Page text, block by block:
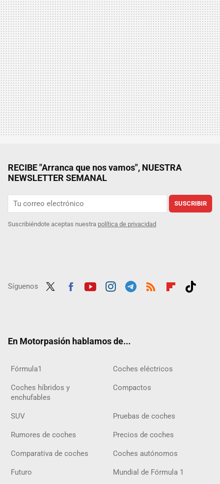
RECIBE "Arranca que nos vamos", NUESTRA
NEWSLETTER SEMANAL
SUSCRIBIR
Suscribiéndote aceptas nuestra política de privacidad
Síguenos
En Motorpasión hablamos de...
Fórmula1 Coches eléctricos
Coches híbridos y
enchufables
Compactos
SUV Pruebas de coches
Rumores de coches Precios de coches
Comparativa de coches Coches autónomos
Futuro Mundial de Fórmula 1